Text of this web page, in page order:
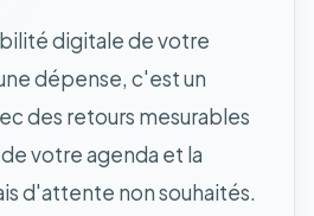
digitale de votre
dépense, c'est un
des retours mesurables
votre agenda et la
d'attente non souhaités.